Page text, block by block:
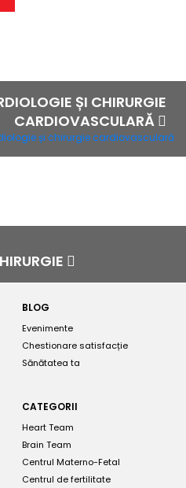
ȘI CHIRURGIE
CARDIOVASCULARĂ
BLOG
Evenimente
Chestionare satisfacție
Sănătatea ta
CATEGORII
Heart Team
Brain Team
Centrul Materno-Fetal
Centrul de fertilitate